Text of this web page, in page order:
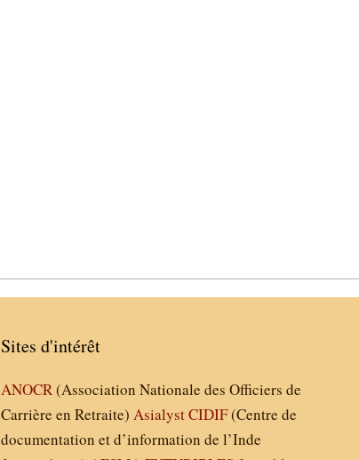
Sites d'intérêt
ANOCR(Association Nationale des Officiers de
Carrière en Retraite)AsialystCIDIF(Centre de
documentation et d’information de l’Inde